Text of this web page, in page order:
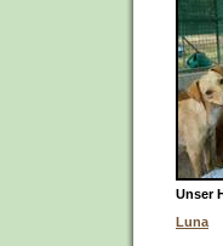
Unser
Luna